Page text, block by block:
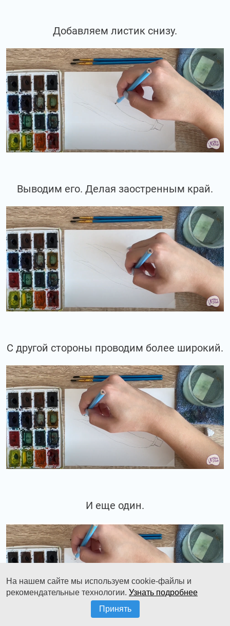
Добавляем листик снизу.
Выводим его. Делая заостренным край.
С другой стороны проводим более широкий.
И еще один.
На нашем сайте мы используем cookie-файлы и
рекомендательные технологии. Узнать подробнее
Принять